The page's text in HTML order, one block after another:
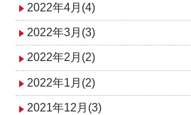
2022年4月(4)
2022年3月(3)
2022年2月(2)
2022年1月(2)
2021年12月(3)